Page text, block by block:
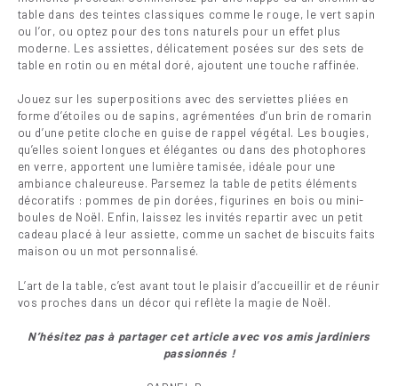
table dans des teintes classiques comme le rouge, le vert sapin
ou l’or, ou optez pour des tons naturels pour un effet plus
moderne. Les assiettes, délicatement posées sur des sets de
table en rotin ou en métal doré, ajoutent une touche raffinée.
Jouez sur les superpositions avec des serviettes pliées en
forme d’étoiles ou de sapins, agrémentées d’un brin de romarin
ou d’une petite cloche en guise de rappel végétal. Les bougies,
qu’elles soient longues et élégantes ou dans des photophores
en verre, apportent une lumière tamisée, idéale pour une
ambiance chaleureuse. Parsemez la table de petits éléments
décoratifs : pommes de pin dorées, figurines en bois ou mini-
boules de Noël. Enfin, laissez les invités repartir avec un petit
cadeau placé à leur assiette, comme un sachet de biscuits faits
maison ou un mot personnalisé.
L’art de la table, c’est avant tout le plaisir d’accueillir et de réunir
vos proches dans un décor qui reflète la magie de Noël.
N’hésitez pas à partager cet article avec vos amis jardiniers
passionnés !